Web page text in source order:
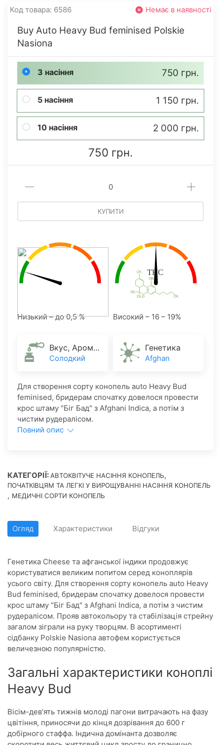
Код товара: 6586 Немає в наявності
Buy Auto Heavy Bud feminised Polskie
Nasiona
3 насіння 750 грн.
5 насіння 1 150 грн.
10 насіння 2 000 грн.
750 грн.
КУПИТИ
Низький – до 0,5 % Високий – 16 – 19%
Вкус, Аромат
Солодкий
Генетика
Afghan
Для створення сорту конопель auto Heavy Bud
feminised, бридерам спочатку довелося провести
крос штаму "Біг Бад" з Afghani Indica, а потім з
чистим рудералісом.
Повний опис
КАТЕГОРІЇ:АВТОКВІТУЧЕ НАСІННЯ КОНОПЕЛЬ,
ПОЧАТКІВЦЯМ ТА ЛЕГКІ У ВИРОЩУВАННІ НАСІННЯ КОНОПЕЛЬ
, МЕДИЧНІ СОРТИ КОНОПЕЛЬ
Огляд Характеристики Відгуки
Генетика Cheese та афганської індики продовжує
користуватися великим попитом серед коноплярів
усього світу. Для створення сорту конопель auto Heavy
Bud feminised, бридерам спочатку довелося провести
крос штаму "Біг Бад" з Afghani Indica, а потім з чистим
рудералісом. Прояв автокольору та стабілізація стрейну
загалом зіграли на руку творцям. В асортименті
сідбанку Polskie Nasiona автофем користується
величезною популярністю.
Загальні характеристики коноплі
Heavy Bud
Вісім-дев'ять тижнів молоді пагони витрачають на фазу
цвітіння, приносячи до кінця дозрівання до 600 г
добірного стаффа. Індична домінанта дозволяє